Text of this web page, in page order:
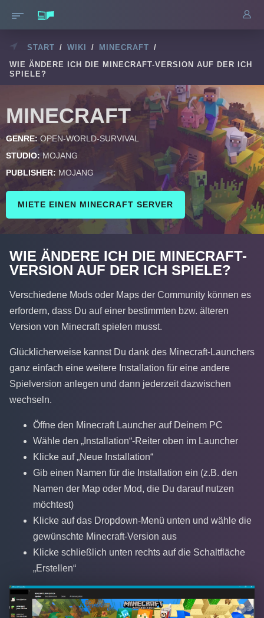
START / WIKI / MINECRAFT /
WIE ÄNDERE ICH DIE MINECRAFT-VERSION AUF DER ICH
SPIELE?
MINECRAFT
GENRE: OPEN-WORLD-SURVIVAL
STUDIO: MOJANG
PUBLISHER: MOJANG
MIETE EINEN MINECRAFT SERVER
WIE ÄNDERE ICH DIE MINECRAFT-
VERSION AUF DER ICH SPIELE?
Verschiedene Mods oder Maps der Community können es
erfordern, dass Du auf einer bestimmten bzw. älteren
Version von Minecraft spielen musst.
Glücklicherweise kannst Du dank des Minecraft-Launchers
ganz einfach eine weitere Installation für eine andere
Spielversion anlegen und dann jederzeit dazwischen
wechseln.
Öffne den Minecraft Launcher auf Deinem PC
Wähle den „Installation“-Reiter oben im Launcher
Klicke auf „Neue Installation“
Gib einen Namen für die Installation ein (z.B. den
Namen der Map oder Mod, die Du darauf nutzen
möchtest)
Klicke auf das Dropdown-Menü unten und wähle die
gewünschte Minecraft-Version aus
Klicke schließlich unten rechts auf die Schaltfläche
„Erstellen“